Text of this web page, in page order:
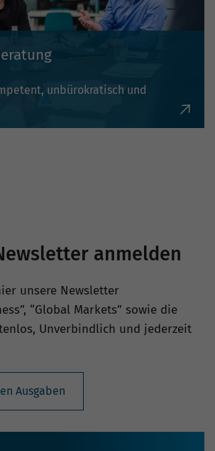
unbürokratisch und
anmelden
unsere Newsletter
“Global Markets” sowie die
Unverbindlich und jederzeit
Ausgaben